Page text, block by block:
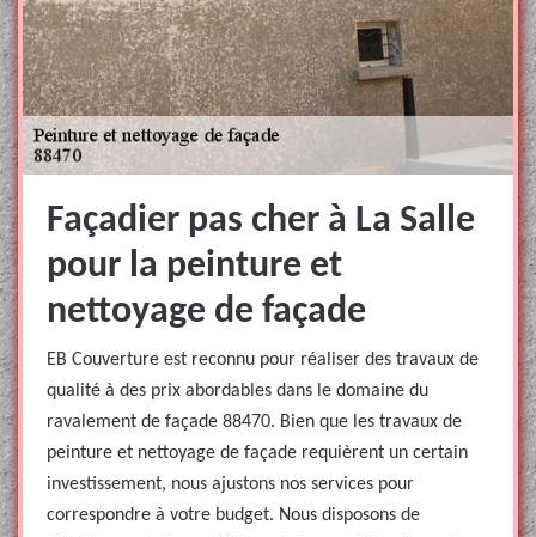
Façadier pas cher à La Salle
pour la peinture et
nettoyage de façade
EB Couverture est reconnu pour réaliser des travaux de
qualité à des prix abordables dans le domaine du
ravalement de façade 88470. Bien que les travaux de
peinture et nettoyage de façade requièrent un certain
investissement, nous ajustons nos services pour
correspondre à votre budget. Nous disposons de